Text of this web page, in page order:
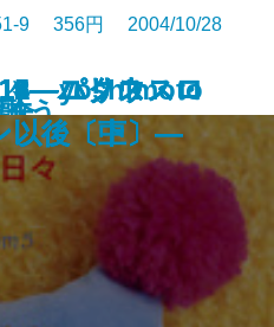
パクス・ロ
パクス・ロ
パクス・ロ
う
9 356円 2004/10/28
々―yoshimoto
ユリウス・
以後〔上〕―
ユリウス・
以後〔中〕―
ユリウス・
以後〔下〕―